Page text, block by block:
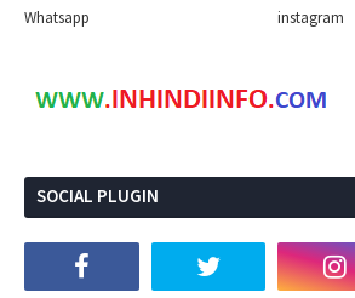
Whatsapp
instagram
SOCIAL PLUGIN